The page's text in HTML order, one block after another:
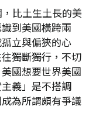
比土生土長的美
到美國橫跨兩
立與偏狹的心
獨斷獨行，不切
國想要世界美國
義」是不搭調
為所謂頗有爭議